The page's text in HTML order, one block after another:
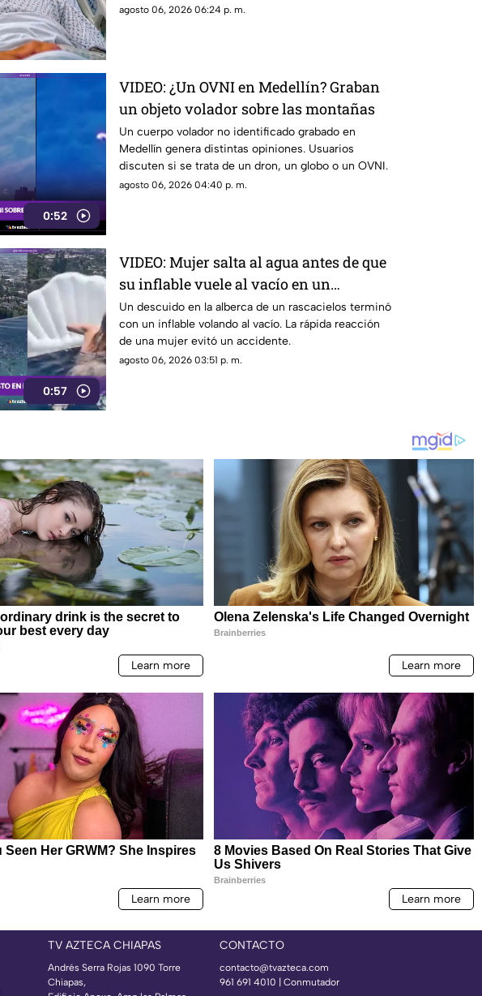
agosto 06, 2026 06:24 p. m.
0:52
VIDEO: ¿Un OVNI en Medellín? Graban
un objeto volador sobre las montañas
Un cuerpo volador no identificado grabado en
Medellín genera distintas opiniones. Usuarios
discuten si se trata de un dron, un globo o un OVNI.
agosto 06, 2026 04:40 p. m.
0:57
VIDEO: Mujer salta al agua antes de que
su inflable vuele al vacío en un
rascacielos
Un descuido en la alberca de un rascacielos terminó
con un inflable volando al vacío. La rápida reacción
de una mujer evitó un accidente.
agosto 06, 2026 03:51 p. m.
TV AZTECA CHIAPAS
Andrés Serra Rojas 1090 Torre
Chiapas,
CONTACTO
contacto@tvazteca.com
961 691 4010 | Conmutador